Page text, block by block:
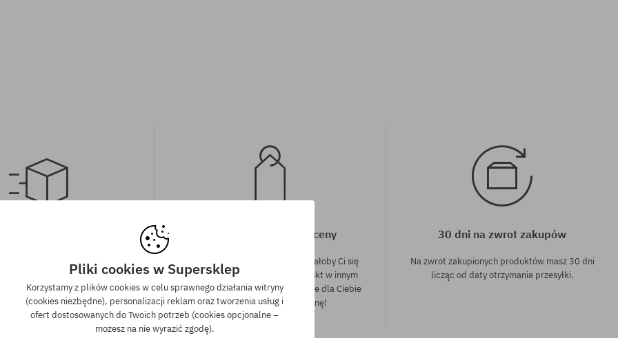
zamówień powyżej 350 zł
GRATIS, niezależnie od
płatności i przewoźnika.
Gwarancja najniższej ceny
Mamy najlepsze ceny, ale jeśli udałoby Ci się
znaleźć dokładnie ten sam produkt w innym
sklepie, w niższej cenie - specjalnie dla Ciebie
również obniżymy jego cenę!
30 dni na zwrot zakupów
Na zwrot zakupionych produktów masz 30 dni
licząc od daty otrzymania przesyłki.
Pliki cookies w Supersklep
Korzystamy z plików cookies w celu sprawnego działania witryny
(cookies niezbędne), personalizacji reklam oraz tworzenia usług i
ofert dostosowanych do Twoich potrzeb (cookies opcjonalne –
możesz na nie wyrazić zgodę).